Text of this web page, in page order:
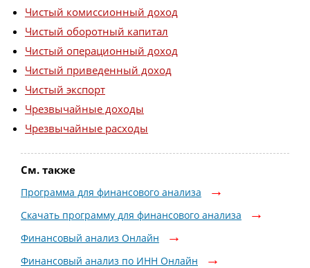
Чистый комиссионный доход
Чистый оборотный капитал
Чистый операционный доход
Чистый приведенный доход
Чистый экспорт
Чрезвычайные доходы
Чрезвычайные расходы
См. также
Программа для финансового анализа
Скачать программу для финансового анализа
Финансовый анализ Онлайн
Финансовый анализ по ИНН Онлайн